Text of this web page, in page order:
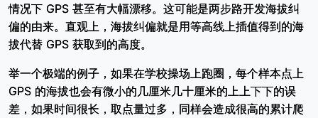
情况下 GPS 甚至有大幅漂移。这可能是两步路开发海拔纠
偏的由来。直观上，海拔纠偏就是用等高线上插值得到的海
拔代替 GPS 获取到的高度。
举一个极端的例子，如果在学校操场上跑圈，每个样本点上
GPS 的海拔也会有微小的几厘米几十厘米的上上下下的误
差，如果时间很长，取点量过多，同样会造成很高的累计爬